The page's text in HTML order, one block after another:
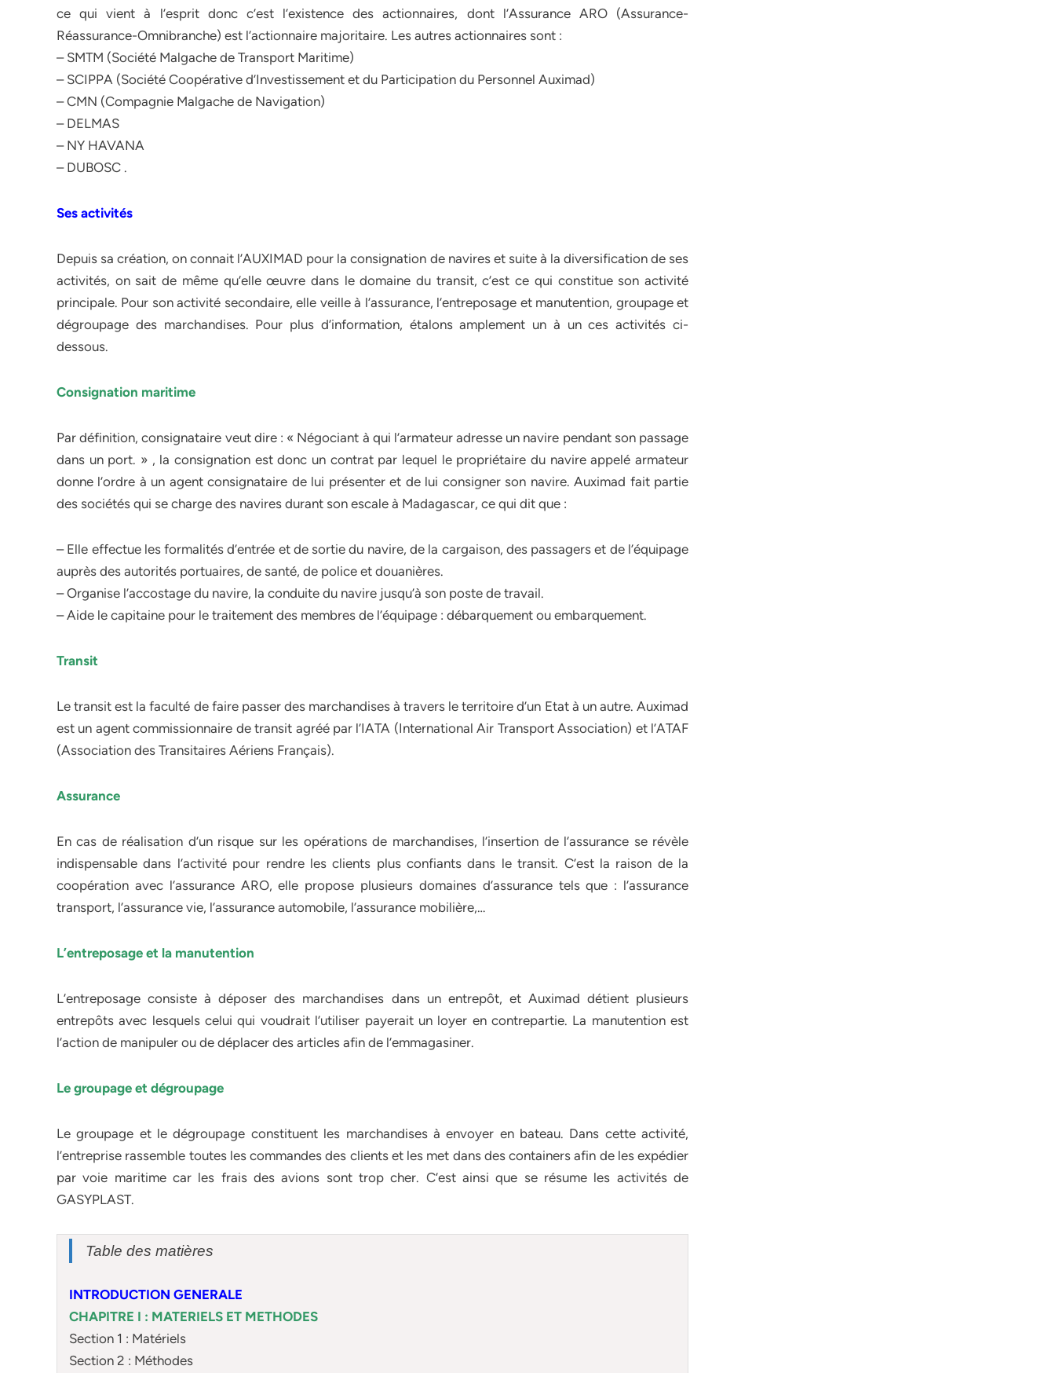
ce qui vient à l’esprit donc c’est l’existence des actionnaires, dont l’Assurance ARO (Assurance-
Réassurance-Omnibranche) est l’actionnaire majoritaire. Les autres actionnaires sont :
– SMTM (Société Malgache de Transport Maritime)
– SCIPPA (Société Coopérative d’Investissement et du Participation du Personnel Auximad)
– CMN (Compagnie Malgache de Navigation)
– DELMAS
– NY HAVANA
– DUBOSC .
Ses activités
Depuis sa création, on connait l’AUXIMAD pour la consignation de navires et suite à la diversification de ses
activités, on sait de même qu’elle œuvre dans le domaine du transit, c’est ce qui constitue son activité
principale. Pour son activité secondaire, elle veille à l’assurance, l’entreposage et manutention, groupage et
dégroupage des marchandises. Pour plus d’information, étalons amplement un à un ces activités ci-
dessous.
Consignation maritime
Par définition, consignataire veut dire : « Négociant à qui l’armateur adresse un navire pendant son passage
dans un port. » , la consignation est donc un contrat par lequel le propriétaire du navire appelé armateur
donne l’ordre à un agent consignataire de lui présenter et de lui consigner son navire. Auximad fait partie
des sociétés qui se charge des navires durant son escale à Madagascar, ce qui dit que :
– Elle effectue les formalités d’entrée et de sortie du navire, de la cargaison, des passagers et de l’équipage
auprès des autorités portuaires, de santé, de police et douanières.
– Organise l’accostage du navire, la conduite du navire jusqu’à son poste de travail.
– Aide le capitaine pour le traitement des membres de l’équipage : débarquement ou embarquement.
Transit
Le transit est la faculté de faire passer des marchandises à travers le territoire d’un Etat à un autre. Auximad
est un agent commissionnaire de transit agréé par l’IATA (International Air Transport Association) et l’ATAF
(Association des Transitaires Aériens Français).
Assurance
En cas de réalisation d’un risque sur les opérations de marchandises, l’insertion de l’assurance se révèle
indispensable dans l’activité pour rendre les clients plus confiants dans le transit. C’est la raison de la
coopération avec l’assurance ARO, elle propose plusieurs domaines d’assurance tels que : l’assurance
transport, l’assurance vie, l’assurance automobile, l’assurance mobilière,…
L’entreposage et la manutention
L’entreposage consiste à déposer des marchandises dans un entrepôt, et Auximad détient plusieurs
entrepôts avec lesquels celui qui voudrait l’utiliser payerait un loyer en contrepartie. La manutention est
l’action de manipuler ou de déplacer des articles afin de l’emmagasiner.
Le groupage et dégroupage
Le groupage et le dégroupage constituent les marchandises à envoyer en bateau. Dans cette activité,
l’entreprise rassemble toutes les commandes des clients et les met dans des containers afin de les expédier
par voie maritime car les frais des avions sont trop cher. C’est ainsi que se résume les activités de
GASYPLAST.
Table des matières
INTRODUCTION GENERALE
CHAPITRE I : MATERIELS ET METHODES
Section 1 : Matériels
Section 2 : Méthodes